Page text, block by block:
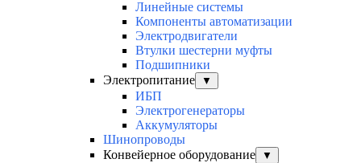
Линейные системы
Компоненты автоматизации
Электродвигатели
Втулки шестерни муфты
Подшипники
Электропитание
▼
ИБП
Электрогенераторы
Аккумуляторы
Шинопроводы
Конвейерное оборудование
▼